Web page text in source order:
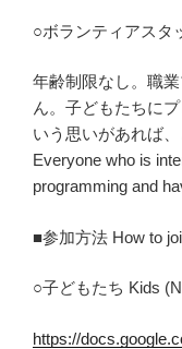
○ボランティアスタ
年齢制限なし。職
ん。子どもたちに
いう思いがあれば
Everyone who is
programming and
■参加方法 How to
○子どもたち Kids
https://